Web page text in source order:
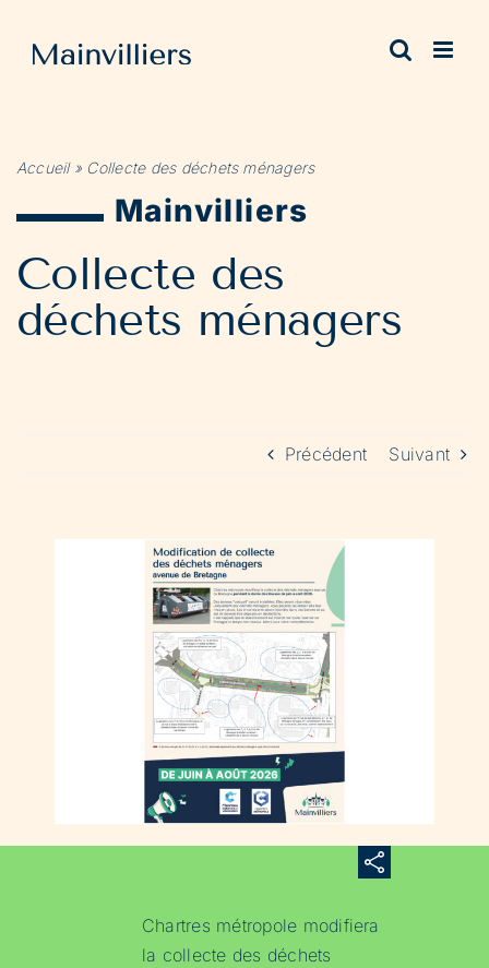
contenu
Accueil» Collecte des déchets ménagers
Mainvilliers
Collecte des
déchets ménagers
Précédent Suivant
Chartres métropole modifiera
la collecte des déchets